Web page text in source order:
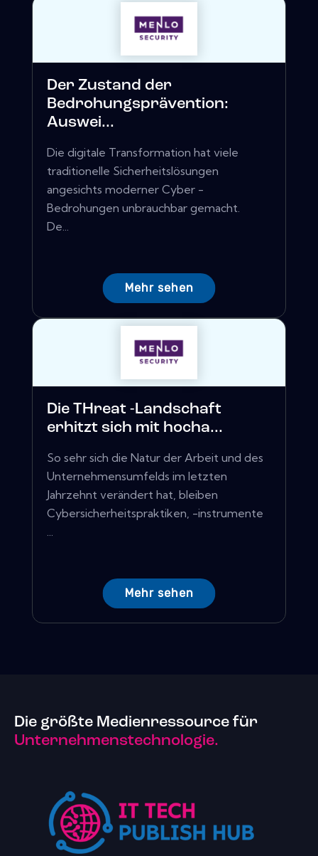
Der Zustand der
Bedrohungsprävention:
Auswei...
Die digitale Transformation hat viele
traditionelle Sicherheitslösungen
angesichts moderner Cyber ​​-
Bedrohungen unbrauchbar gemacht.
De...
Mehr sehen
Die THreat -Landschaft
erhitzt sich mit hocha...
So sehr sich die Natur der Arbeit und des
Unternehmensumfelds im letzten
Jahrzehnt verändert hat, bleiben
Cybersicherheitspraktiken, -instrumente
...
Mehr sehen
Die größte Medienressource für
Unternehmenstechnologie.